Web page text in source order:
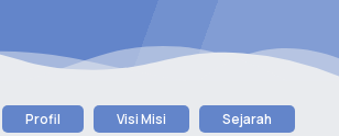
Profil Visi Misi
Sejarah